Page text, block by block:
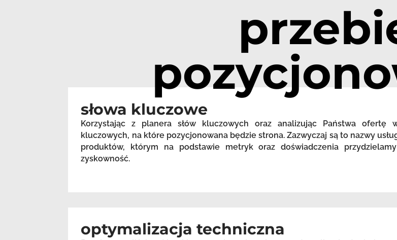
słowa kluczowe
Korzystając z planera słów kluczowych oraz analizując Państwa ofertę
kluczowych, na które pozycjonowana będzie strona. Zazwyczaj są to nazwy
produktów, którym na podstawie metryk oraz doświadczenia
zyskowność.
optymalizacja techniczna